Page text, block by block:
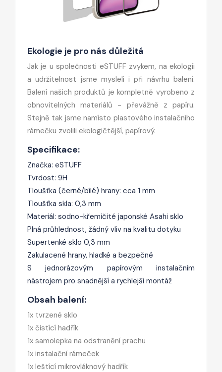
Ekologie je pro nás důležitá
Jak je u společnosti eSTUFF zvykem, na ekologii
a udržitelnost jsme mysleli i při návrhu balení.
Balení našich produktů je kompletně vyrobeno z
obnovitelných materiálů - převážně z papíru.
Stejně tak jsme namísto plastového instalačního
rámečku zvolili ekologičtější, papírový.
Specifikace:
Značka: eSTUFF
Tvrdost: 9H
Tloušťka (černé/bílé) hrany: cca 1 mm
Tloušťka skla: 0,3 mm
Materiál: sodno-křemičité japonské Asahi sklo
Plná průhlednost, žádný vliv na kvalitu dotyku
Supertenké sklo 0,3 mm
Zakulacené hrany, hladké a bezpečné
S jednorázovým papírovým instalačním
nástrojem pro snadnější a rychlejší montáž
Obsah balení:
1x tvrzené sklo
1x čistící hadřík
1x samolepka na odstranění prachu
1x instalační rámeček
1x leštící mikrovláknový hadřík